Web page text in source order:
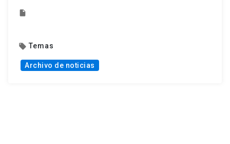
insert_drive_file
local_offer Temas
Archivo de noticias